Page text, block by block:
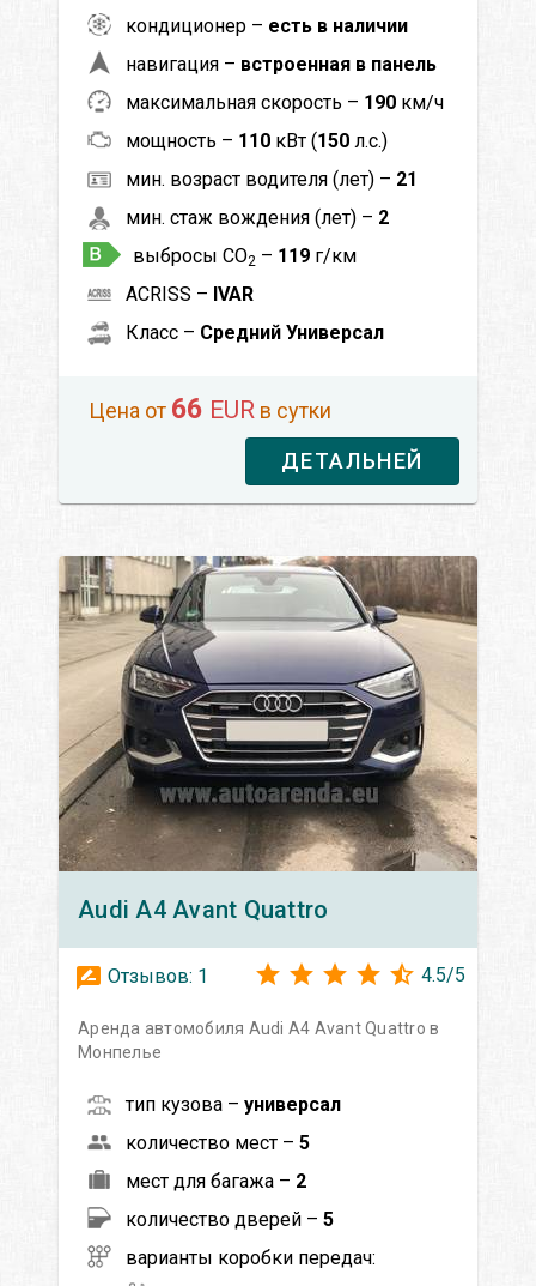
кондиционер – есть в наличии
навигация – встроенная в панель
максимальная скорость – 190 км/ч
мощность – 110 кВт (150 л.с.)
мин. возраст водителя (лет) – 21
мин. стаж вождения (лет) – 2
выбросы CO2 – 119 г/км
ACRISS – IVAR
Класс – Средний Универсал
Цена от 66 EUR в сутки
ДЕТАЛЬНЕЙ
Audi A4 Avant Quattro
Отзывов: 1 4.5/5
Аренда автомобиля Audi A4 Avant Quattro в
Монпелье
тип кузова – универсал
количество мест – 5
мест для багажа – 2
количество дверей – 5
варианты коробки передач: